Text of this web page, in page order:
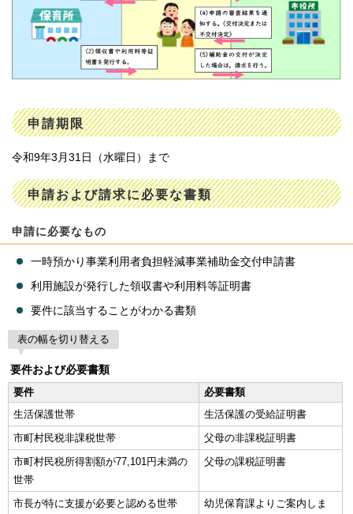
申請期限
令和9年3月31日（水曜日）まで
申請および請求に必要な書類
申請に必要なもの
一時預かり事業利用者負担軽減事業補助金交付申請書
利用施設が発行した領収書や利用料等証明書
要件に該当することがわかる書類
表の幅を切り替える
要件および必要書類
要件
必要書類
生活保護世帯
生活保護の受給証明書
市町村民税非課税世帯
父母の非課税証明書
市町村民税所得割額が77,101円未満の
世帯
父母の課税証明書
市長が特に支援が必要と認める世帯
幼児保育課よりご案内しま